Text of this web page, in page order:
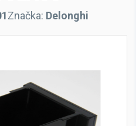
Značka: Delonghi